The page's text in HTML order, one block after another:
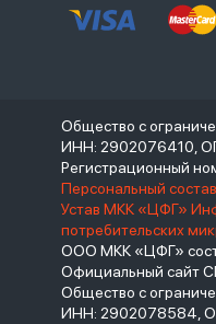
Общество с
ИНН: 2902076410,
Регистрационный
Персональный
Устав МКК «ЦФГ»
потребительских
ООО МКК «ЦФГ»
Официальный сайт
Общество с
ИНН: 2902078584,